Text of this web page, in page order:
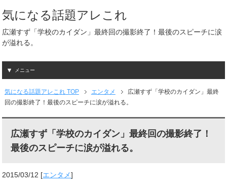
気になる話題アレこれ
広瀬すず「学校のカイダン」最終回の撮影終了！最後のスピーチに涙
が溢れる。
メニュー
気になる話題アレこれ TOP エンタメ
広瀬すず「学校のカイダン」最終
回の撮影終了！最後のスピーチに涙が溢れる。
広瀬すず「学校のカイダン」最終回の撮影終了！
最後のスピーチに涙が溢れる。
2015/03/12 [エンタメ]